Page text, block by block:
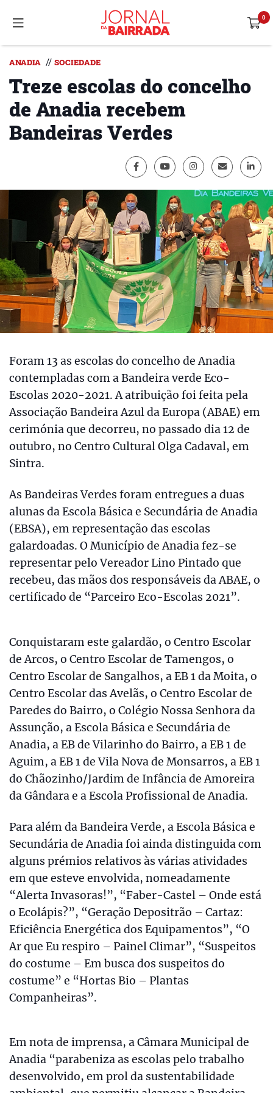
ANADIA // SOCIEDADE
Treze escolas do concelho
de Anadia recebem
Bandeiras Verdes
Foram 13 as escolas do concelho de Anadia
contempladas com a Bandeira verde Eco-
Escolas 2020-2021. A atribuição foi feita pela
Associação Bandeira Azul da Europa (ABAE) em
cerimónia que decorreu, no passado dia 12 de
outubro, no Centro Cultural Olga Cadaval, em
Sintra.
As Bandeiras Verdes foram entregues a duas
alunas da Escola Básica e Secundária de Anadia
(EBSA), em representação das escolas
galardoadas. O Município de Anadia fez-se
representar pelo Vereador Lino Pintado que
recebeu, das mãos dos responsáveis da ABAE, o
certificado de “Parceiro Eco-Escolas 2021”.
Conquistaram este galardão, o Centro Escolar
de Arcos, o Centro Escolar de Tamengos, o
Centro Escolar de Sangalhos, a EB 1 da Moita, o
Centro Escolar das Avelãs, o Centro Escolar de
Paredes do Bairro, o Colégio Nossa Senhora da
Assunção, a Escola Básica e Secundária de
Anadia, a EB de Vilarinho do Bairro, a EB 1 de
Aguim, a EB 1 de Vila Nova de Monsarros, a EB 1
do Chãozinho/Jardim de Infância de Amoreira
da Gândara e a Escola Profissional de Anadia.
Para além da Bandeira Verde, a Escola Básica e
Secundária de Anadia foi ainda distinguida com
alguns prémios relativos às várias atividades
em que esteve envolvida, nomeadamente
“Alerta Invasoras!”, “Faber-Castel – Onde está
o Ecolápis?”, “Geração Depositrão – Cartaz:
Eficiência Energética dos Equipamentos”, “O
Ar que Eu respiro – Painel Climar”, “Suspeitos
do costume – Em busca dos suspeitos do
costume” e “Hortas Bio – Plantas
Companheiras”.
Em nota de imprensa, a Câmara Municipal de
Anadia “parabeniza as escolas pelo trabalho
desenvolvido, em prol da sustentabilidade